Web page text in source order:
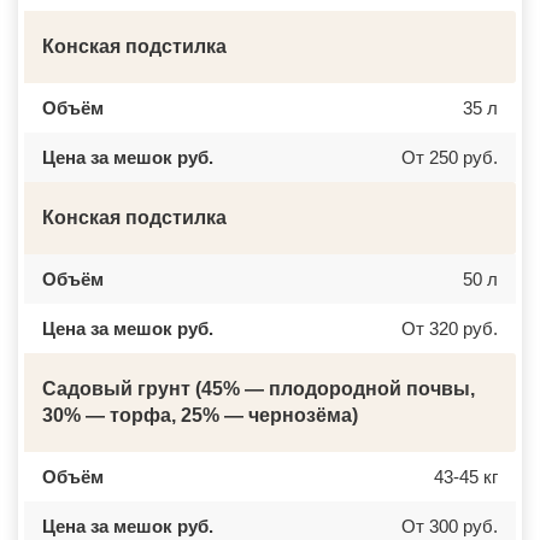
ДРЕЗНА
ДУБНА
ЕГОРЬЕВСК
ЖЕЛЕЗНОДОРОЖНЫЙ
ЗАГОРЯНСКИЙ
ЗАРЕЧЬЕ
ЗЕЛЕНОГРАД
ЗЕЛЕНОГРАДСКИЙ
ИВАНТЕЕВКА
ИСТРА
КИЕВСКИЙ
КЛЯЗЬМА
ЗЛАТОУСТ
НОВОЧЕБОКСАРСК
Конская подстилка
Объём 35 л
Цена за мешок руб. От 250 руб.
Конская подстилка
Объём 50 л
Цена за мешок руб. От 320 руб.
Садовый грунт (45% — плодородной почвы,
30% — торфа, 25% — чернозёма)
Объём 43-45 кг
Цена за мешок руб. От 300 руб.